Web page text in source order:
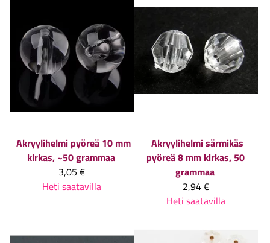
Akryylihelmi pyöreä 10 mm
kirkas, ~50 grammaa
3,05 €
Heti saatavilla
Akryylihelmi särmikäs
pyöreä 8 mm kirkas, 50
grammaa
2,94 €
Heti saatavilla